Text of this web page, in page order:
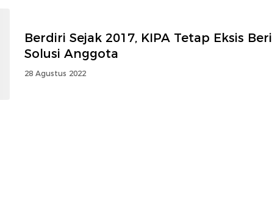
Berdiri Sejak 2017, KIPA Tetap Eksis Beri
Solusi Anggota
28 Agustus 2022